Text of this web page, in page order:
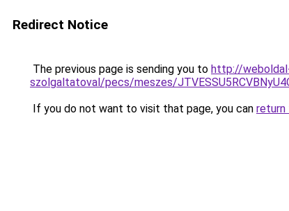
Redirect Notice
The previous page is sending you to http://
szolgaltatoval/pecs/meszes/
If you do not want to visit that page, you can return